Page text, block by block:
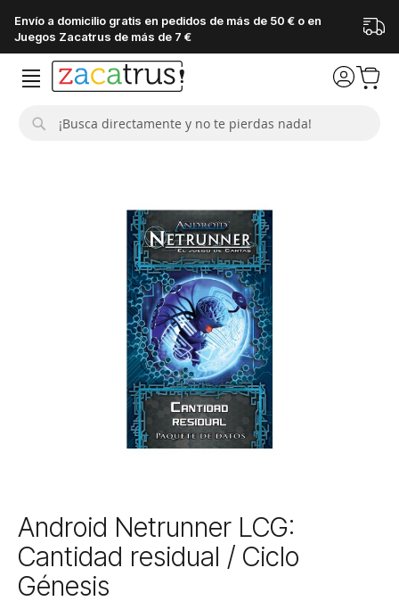
Envío a domicilio gratis en pedidos de más de 50 € o en
Juegos Zacatrus de más de 7 €
Saltar
al
comienzo
la
Android Netrunner LCG:
Cantidad residual / Ciclo
Génesis